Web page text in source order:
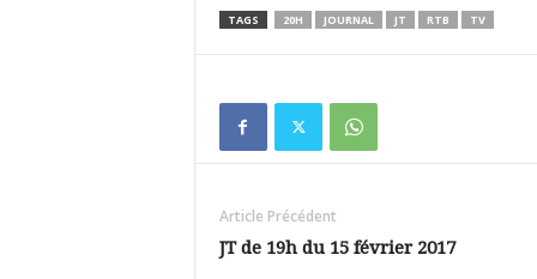
TAGS 20H JOURNAL JT RTB TV
Article Précédent
JT de 19h du 15 février 2017